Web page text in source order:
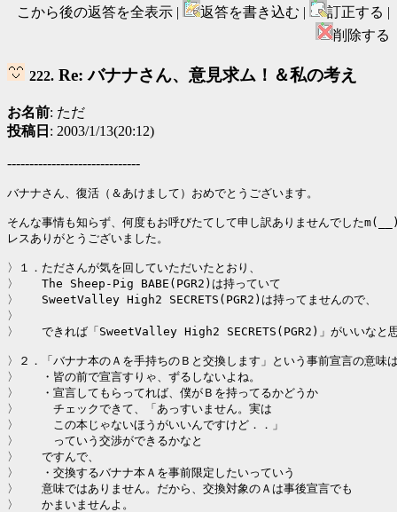
こから後の返答を全表示 |
返答を書き込む |
訂正する |
削除する
222. Re: バナナさん、意見求ム！＆私の考え
お名前: ただ
投稿日 : 2003/1/13(20:12)
------------------------------
バナナさん、復活（＆あけまして）おめでとうございます。
そんな事情も知らず、何度もお呼びたてして申し訳ありませんでした
レスありがとうございました。
〉１．たださんが気を回していただいたとおり、
〉　　The Sheep-Pig BABE(PGR2)は持っていて
〉　　SweetValley High2 SECRETS(PGR2)は持ってませんので、
〉
〉　　できれば「SweetValley High2 SECRETS(PGR2)」がいいなと
〉２．「バナナ本のＡを手持ちのＢと交換します」という事前宣言の意味
〉　　・皆の前で宣言すりゃ、ずるしないよね。
〉　　・宣言してもらってれば、僕がＢを持ってるかどうか
〉　　　チェックできて、「あっすいません。実は
〉　　　この本じゃないほうがいいんですけど．．」
〉　　　っていう交渉ができるかなと
〉　　ですんで、
〉　　・交換するバナナ本Ａを事前限定したいっていう
〉　　意味ではありません。だから、交換対象のＡは事後宣言でも
〉　　かまいませんよ。